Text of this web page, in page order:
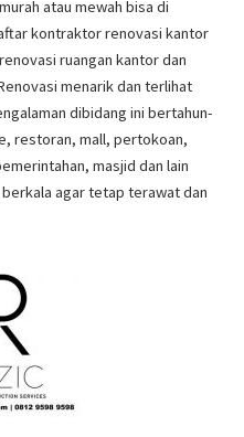
atau mewah bisa di
kontraktor renovasi kantor
ruangan kantor dan
menarik dan terlihat
dibidang ini bertahun-
restoran, mall, pertokoan,
masjid dan lain
agar tetap terawat dan